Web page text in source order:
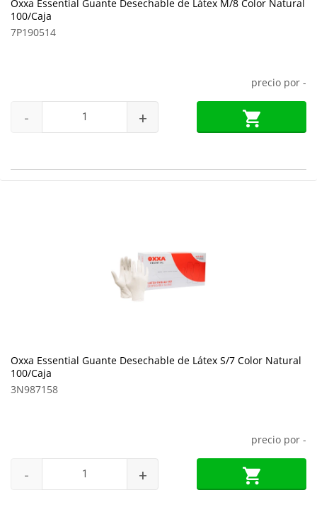
Oxxa Essential Guante Desechable de Látex M/8 Color Natural
100/Caja
7P190514
precio por -
- +
Oxxa Essential Guante Desechable de Látex S/7 Color Natural
100/Caja
3N987158
precio por -
- +